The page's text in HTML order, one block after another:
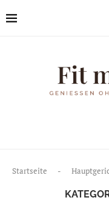
Startseite -